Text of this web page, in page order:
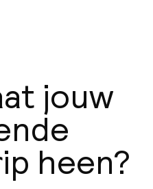
jouw
heen?